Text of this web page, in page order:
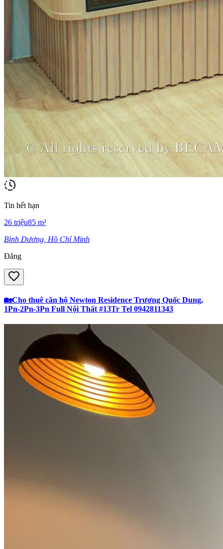
Tin hết hạn
26 triệu85 m²
Bình Dương, Hồ Chí Minh
Đăng
🏡Cho thuê căn hộ Newton Residence Trương Quốc Dung,
1Pn-2Pn-3Pn Full Nội Thất #13Tr Tel 0942811343